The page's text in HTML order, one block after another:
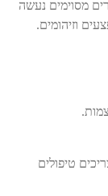
מסוימים נעשה
וזיהומים.
.
טיפולים